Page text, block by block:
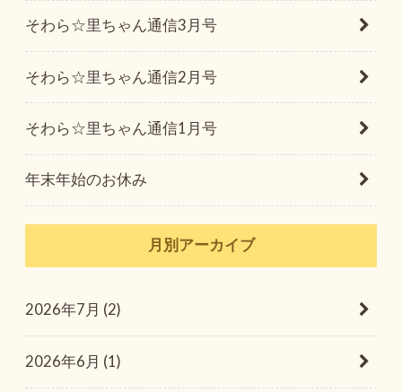
そわら☆里ちゃん通信3月号
そわら☆里ちゃん通信2月号
そわら☆里ちゃん通信1月号
年末年始のお休み
月別アーカイブ
2026年7月 (2)
2026年6月 (1)